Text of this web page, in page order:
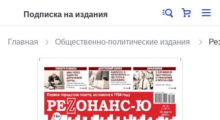
Подписка на издания
Главная Общественно-политические издания